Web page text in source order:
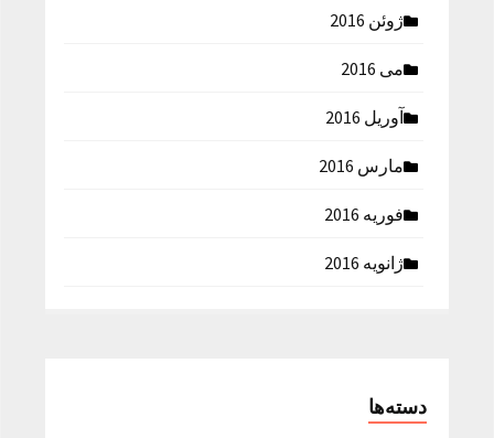
ژوئن 2016
می 2016
آوریل 2016
مارس 2016
فوریه 2016
ژانویه 2016
دسته‌ها